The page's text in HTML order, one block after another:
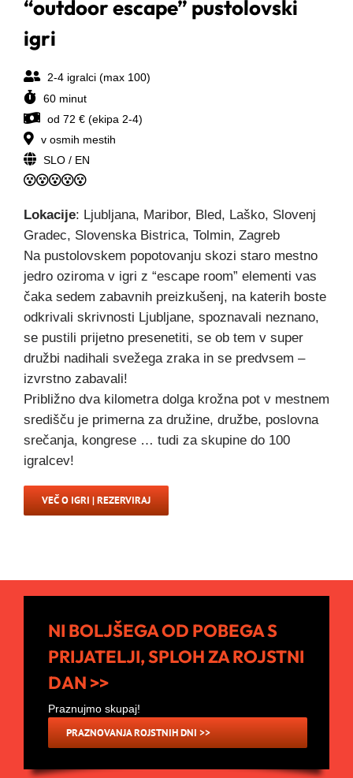
“outdoor escape” pustolovski
igri
2-4 igralci (max 100)
60 minut
od 72 € (ekipa 2-4)
v osmih mestih
SLO / EN
Lokacije: Ljubljana, Maribor, Bled, Laško, Slovenj
Gradec, Slovenska Bistrica, Tolmin, Zagreb
Na pustolovskem popotovanju skozi staro mestno
jedro oziroma v igri z “escape room” elementi vas
čaka sedem zabavnih preizkušenj, na katerih boste
odkrivali skrivnosti Ljubljane, spoznavali neznano,
se pustili prijetno presenetiti, se ob tem v super
družbi nadihali svežega zraka in se predvsem –
izvrstno zabavali!
Približno dva kilometra dolga krožna pot v mestnem
središču je primerna za družine, družbe, poslovna
srečanja, kongrese … tudi za skupine do 100
igralcev!
VEČ O IGRI | REZERVIRAJ
NI BOLJŠEGA OD POBEGA S
PRIJATELJI, SPLOH ZA ROJSTNI
DAN >>
Praznujmo skupaj!
PRAZNOVANJA ROJSTNIH DNI >>